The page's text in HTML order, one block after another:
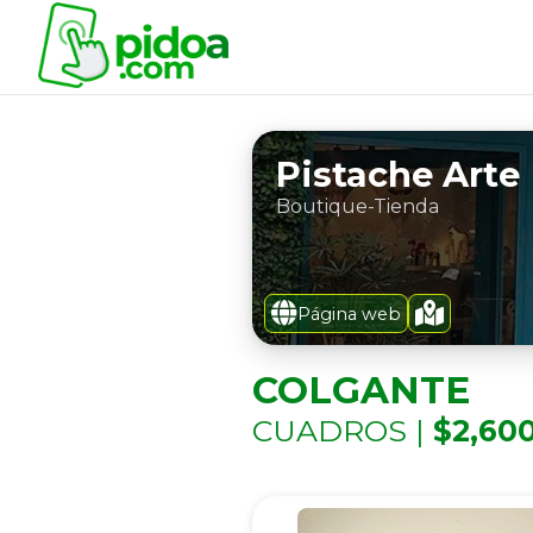
Pistache Arte
Boutique-Tienda
Página web
COLGANTE
CUADROS |